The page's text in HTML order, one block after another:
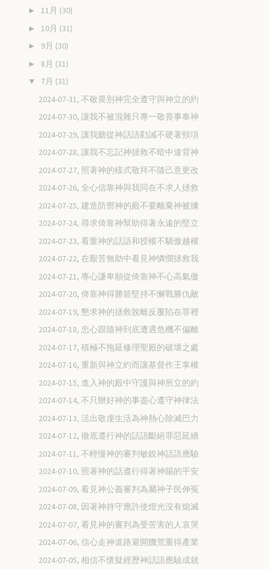
► 11月 (30)
► 10月 (31)
► 9月 (30)
► 8月 (31)
▼ 7月 (31)
2024-07-31, 不敬畏別神完全遵守與神立的約
2024-07-30, 讓我不被混雜只專一敬畏事奉神
2024-07-29, 讓我聽從神話語勸誡不硬著頸項
2024-07-28, 讓我不忘記神拯救不暗中違背神
2024-07-27, 照著神的樣式敬拜不隨己意更改
2024-07-26, 全心信靠神與我同在不求人拯救
2024-07-25, 建造防禦神的殿不要離棄神被擄
2024-07-24, 尋求倚靠神幫助得著永遠的堅立
2024-07-23, 看重神的話語和授權不驕傲越權
2024-07-22, 在艱苦無助中看見神憐憫拯救我
2024-07-21, 專心謙卑順從倚靠神不心高氣傲
2024-07-20, 倚靠神得勝箭堅持不懈戰勝仇敵
2024-07-19, 懇求神的拯救脫離反覆陷在罪裡
2024-07-18, 忠心跟隨神到底遭遇危機不偏離
2024-07-17, 積極不拖延修理聖殿的破壞之處
2024-07-16, 重新與神立約而讓基督作王掌權
2024-07-15, 進入神的殿中守護與神所立的約
2024-07-14, 不只辦好神的事盡心遵守神律法
2024-07-13, 活出敬虔生活為神熱心除滅巴力
2024-07-12, 徹底遵行神的話語斷絕罪惡延續
2024-07-11, 不輕慢神的審判敏銳神話語應驗
2024-07-10, 照著神的話遵行得著神賜的平安
2024-07-09, 看見神公義審判為屬神子民伸冤
2024-07-08, 因著神持守應許使燈光沒有熄滅
2024-07-07, 看見神的審判為受苦害的人哀哭
2024-07-06, 信心走神道路避開饑荒重得產業
2024-07-05, 相信不懷疑經歷神話語應驗成就